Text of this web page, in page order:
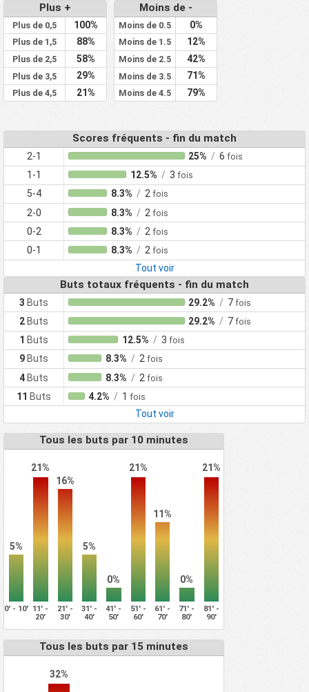
Plus +
Plus de 0,5 100%
Plus de 1,5 88%
Plus de 2,5 58%
Plus de 3,5 29%
Plus de 4,5 21%
Moins de -
Moins de 0.5 0%
Moins de 1.5 12%
Moins de 2.5 42%
Moins de 3.5 71%
Moins de 4.5 79%
Scores fréquents - fin du match
2-1 25% / 6fois
1-1 12.5% / 3 fois
5-4 8.3% / 2 fois
2-0 8.3% / 2 fois
0-2 8.3% / 2 fois
0-1 8.3% / 2 fois
Tout voir
Buts totaux fréquents - fin du match
3 Buts 29.2% / 7fois
2 Buts 29.2% / 7fois
1 Buts 12.5% / 3 fois
9 Buts 8.3% / 2 fois
4Buts 8.3% / 2 fois
11 Buts 4.2% / 1fois
Tout voir
Tous les buts par 10 minutes
5%
21%
16%
5%
0%
21%
11%
0%
21%
0' - 10' 11' -
20'
21' -
30'
31' -
40'
41' -
50'
51' -
60'
61' -
70'
71' -
80'
81' -
90'
Tous les buts par 15 minutes
32%